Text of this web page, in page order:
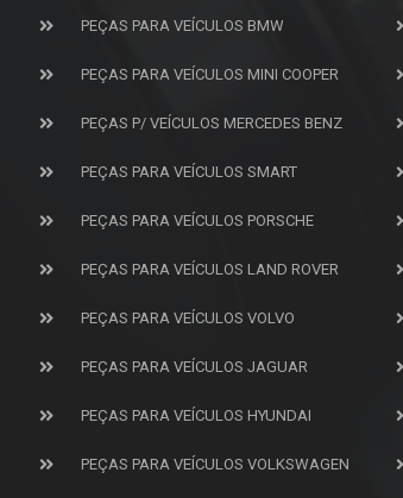
PEÇAS PARA VEÍCULOS BMW
PEÇAS PARA VEÍCULOS MINI COOPER
PEÇAS P/ VEÍCULOS MERCEDES BENZ
PEÇAS PARA VEÍCULOS SMART
PEÇAS PARA VEÍCULOS PORSCHE
PEÇAS PARA VEÍCULOS LAND ROVER
PEÇAS PARA VEÍCULOS VOLVO
PEÇAS PARA VEÍCULOS JAGUAR
PEÇAS PARA VEÍCULOS HYUNDAI
PEÇAS PARA VEÍCULOS VOLKSWAGEN